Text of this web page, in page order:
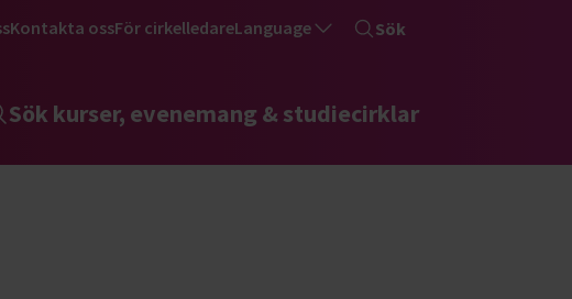
Kontakta ossFör cirkelledareLanguage Sök
Sök kurser, evenemang & studiecirklar